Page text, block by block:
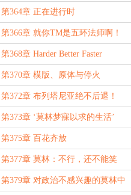
第364章 正在进行时
第366章 就你TM是五环法师啊！
第368章 Harder Better Faster
Stronger
第370章 模版、原体与停火
第372章 布列塔尼亚绝不后退！
（震声）
第373章 ‘莫林梦寐以求的生活’
第375章 百花齐放
第377章 莫林：不行，还不能笑
第379章 对政治不感兴趣的莫林中